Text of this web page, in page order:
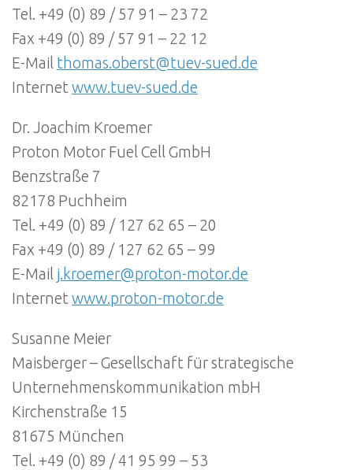
Tel. +49 (0) 89 / 57 91 – 23 72
Fax +49 (0) 89 / 57 91 – 22 12
E-Mail thomas.oberst@tuev-sued.de
Internetwww.tuev-sued.de
Dr. Joachim Kroemer
Proton Motor Fuel Cell GmbH
Benzstraße 7
82178 Puchheim
Tel. +49 (0) 89 / 127 62 65 – 20
Fax +49 (0) 89 / 127 62 65 – 99
E-Mail j.kroemer@proton-motor.de
Internetwww.proton-motor.de
Susanne Meier
Maisberger – Gesellschaft für strategische
Unternehmenskommunikation mbH
Kirchenstraße 15
81675 München
Tel. +49 (0) 89 / 41 95 99 – 53